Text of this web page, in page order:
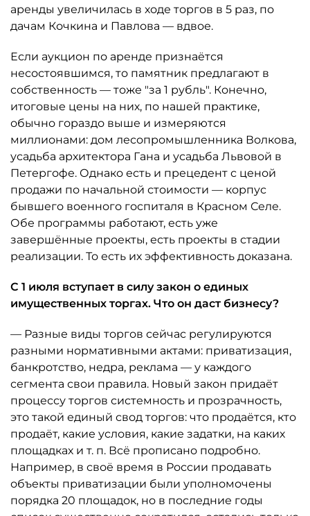
аренды увеличилась в ходе торгов в 5 раз, по
дачам Кочкина и Павлова — вдвое.
Если аукцион по аренде признаётся
несостоявшимся, то памятник предлагают в
собственность — тоже "за 1 рубль". Конечно,
итоговые цены на них, по нашей практике,
обычно гораздо выше и измеряются
миллионами: дом лесопромышленника Волкова,
усадьба архитектора Гана и усадьба Львовой в
Петергофе. Однако есть и прецедент с ценой
продажи по начальной стоимости — корпус
бывшего военного госпиталя в Красном Селе.
Обе программы работают, есть уже
завершённые проекты, есть проекты в стадии
реализации. То есть их эффективность доказана.
С 1 июля вступает в силу закон о единых
имущественных торгах. Что он даст бизнесу?
— Разные виды торгов сейчас регулируются
разными нормативными актами: приватизация,
банкротство, недра, реклама — у каждого
сегмента свои правила. Новый закон придаёт
процессу торгов системность и прозрачность,
это такой единый свод торгов: что продаётся, кто
продаёт, какие условия, какие задатки, на каких
площадках и т. п. Всё прописано подробно.
Например, в своё время в России продавать
объекты приватизации были уполномочены
порядка 20 площадок, но в последние годы